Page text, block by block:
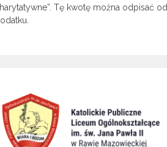
Tę kwotę można odpisać od